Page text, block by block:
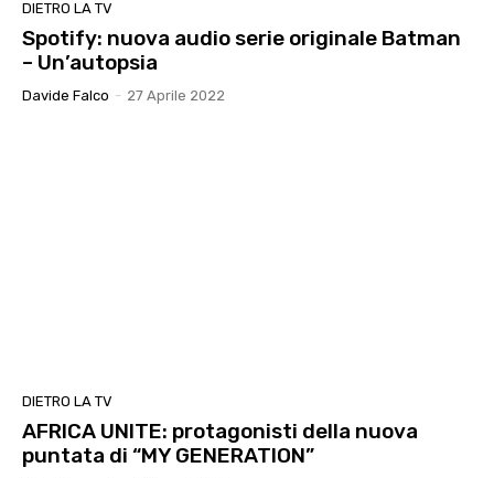
DIETRO LA TV
Spotify: nuova audio serie originale Batman
– Un’autopsia
Davide Falco - 27 Aprile 2022
DIETRO LA TV
AFRICA UNITE: protagonisti della nuova
puntata di “MY GENERATION”